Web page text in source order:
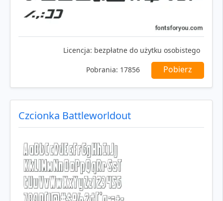
Licencja: bezpłatne do użytku osobistego
Pobrania: 17856 Pobierz
Czcionka Battleworldout